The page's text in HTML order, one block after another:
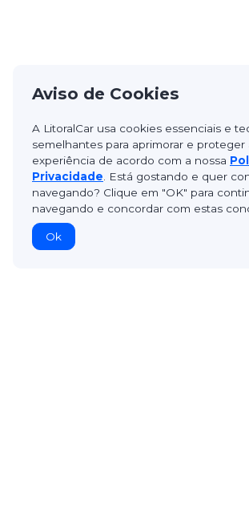
Aviso de Cookies
A LitoralCar usa cookies essenciais e
semelhantes para aprimorar e proteger
experiência de acordo com a nossa
Privacidade . Está gostando e quer
navegando? Clique em "OK" para
navegando e concordar com estas
Ok